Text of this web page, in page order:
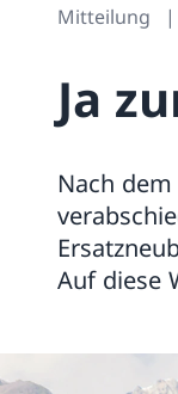
Mitteilung
Ja
Nach
Auf diese